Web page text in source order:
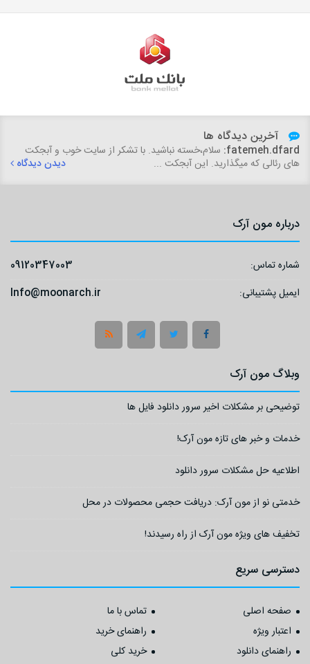
آخرین دیدگاه ها
fatemeh.dfard: سلام،خسته نباشید. با تشکر از سایت خوب و آبجکت
های رئالی که میگذارید. این آبجکت ... دیدن دیدگاه
درباره مون آرک
شماره تماس:
09120347003
ایمیل پشتیبانی:
Info@moonarch.ir
وبلاگ مون آرک
توضیحی بر مشکلات اخیر سرور دانلود فایل ها
خدمات و خبر های تازه مون آرک!
اطلاعیه حل مشکلات سرور دانلود
خدمتی نو از مون آرک: دریافت حجمی محصولات در محل
تخفیف های ویژه مون آرک از راه رسیدند!
دسترسی سریع
صفحه اصلی
تماس با ما
اعتبار ویژه
راهنمای خرید
راهنمای دانلود
خرید کلی